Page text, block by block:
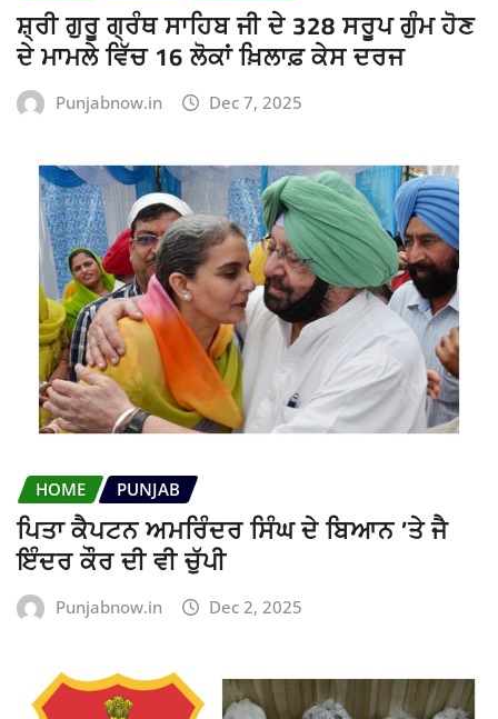
ਸ਼੍ਰੀ ਗੁਰੂ ਗ੍ਰੰਥ ਸਾਹਿਬ ਜੀ ਦੇ 328 ਸਰੂਪ ਗੁੰਮ ਹੋਣ
ਦੇ ਮਾਮਲੇ ਵਿੱਚ 16 ਲੋਕਾਂ ਖ਼ਿਲਾਫ਼ ਕੇਸ ਦਰਜ
Punjabnow.in Dec 7, 2025
HOME PUNJAB
ਪਿਤਾ ਕੈਪਟਨ ਅਮਰਿੰਦਰ ਸਿੰਘ ਦੇ ਬਿਆਨ ’ਤੇ ਜੈ
ਇੰਦਰ ਕੌਰ ਦੀ ਵੀ ਚੁੱਪੀ
Punjabnow.in Dec 2, 2025